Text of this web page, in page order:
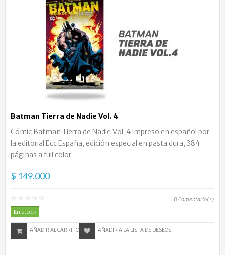
Batman Tierra de Nadie Vol. 4
Cómic Batman Tierra de Nadie Vol. 4 impreso en español por
la editorial Ecc España, edición especial en pasta dura, 384
páginas a full color.
$ 149.000
0Comentario(s)
En stock
AÑADIR AL CARRITO AÑADIR A LA LISTA DE DESEOS